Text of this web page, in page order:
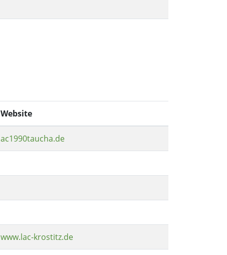
Website
ac1990taucha.de
www.lac-krostitz.de